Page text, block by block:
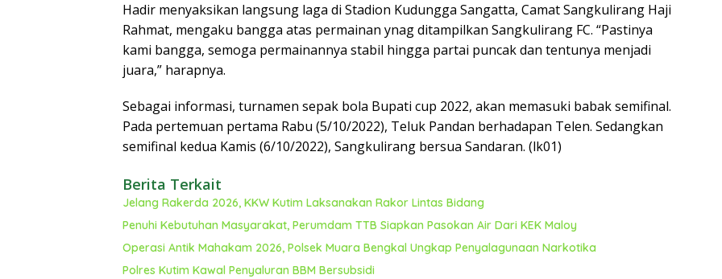
Hadir menyaksikan langsung laga di Stadion Kudungga Sangatta, Camat Sangkulirang Haji
Rahmat, mengaku bangga atas permainan ynag ditampilkan Sangkulirang FC. “Pastinya
kami bangga, semoga permainannya stabil hingga partai puncak dan tentunya menjadi
juara,” harapnya.
Sebagai informasi, turnamen sepak bola Bupati cup 2022, akan memasuki babak semifinal.
Pada pertemuan pertama Rabu (5/10/2022), Teluk Pandan berhadapan Telen. Sedangkan
semifinal kedua Kamis (6/10/2022), Sangkulirang bersua Sandaran. (lk01)
Berita Terkait
Jelang Rakerda 2026, KKW Kutim Laksanakan Rakor Lintas Bidang
Penuhi Kebutuhan Masyarakat, Perumdam TTB Siapkan Pasokan Air Dari KEK Maloy
Operasi Antik Mahakam 2026, Polsek Muara Bengkal Ungkap Penyalagunaan Narkotika
Polres Kutim Kawal Penyaluran BBM Bersubsidi